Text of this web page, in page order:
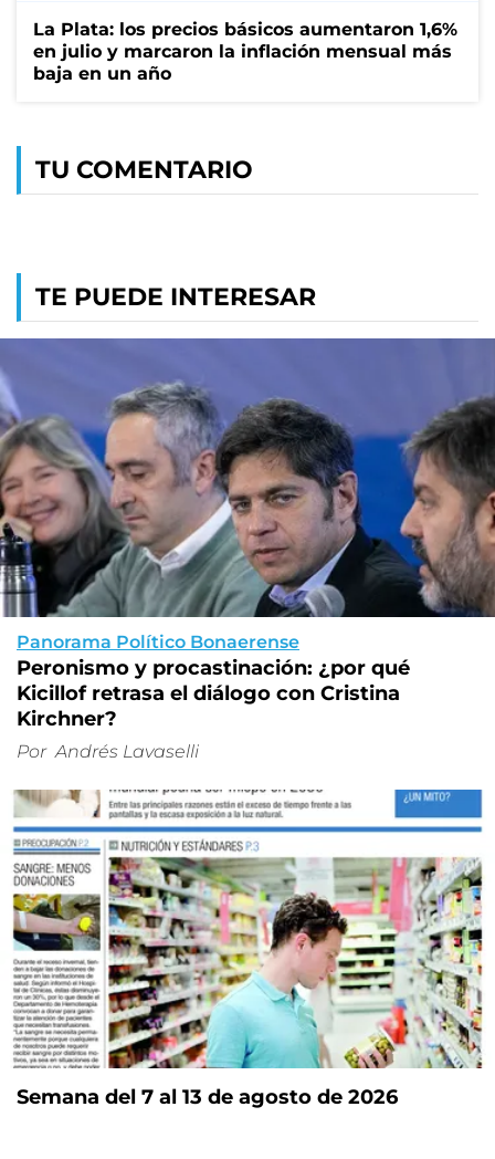
La Plata: los precios básicos aumentaron 1,6%
en julio y marcaron la inflación mensual más
baja en un año
TU COMENTARIO
TE PUEDE INTERESAR
Panorama Político Bonaerense
Peronismo y procastinación: ¿por qué
Kicillof retrasa el diálogo con Cristina
Kirchner?
Por Andrés Lavaselli
Semana del 7 al 13 de agosto de 2026